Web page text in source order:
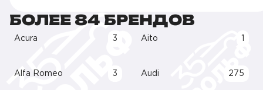
БОЛЕЕ 84 БРЕНДОВ
Acura 3 Aito
Alfa Romeo 3 Audi 275